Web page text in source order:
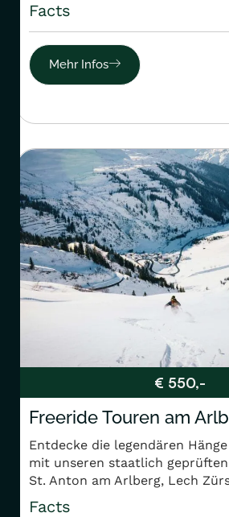
Facts
Mehr Infos
€ 550,-
Freeride Touren am
Entdecke die legendären
mit unseren staatlich
St. Anton am Arlberg, Lech
Facts